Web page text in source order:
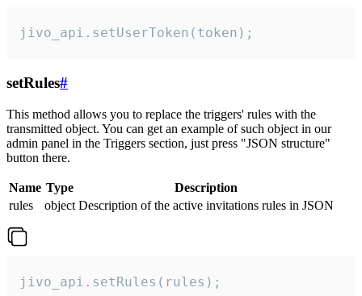
jivo_api.setUserToken(token);
setRules#
This method allows you to replace the triggers' rules with the
transmitted object. You can get an example of such object in our
admin panel in the Triggers section, just press "JSON structure"
button there.
Name Type
Description
rules
object Description of the active invitations rules in JSON
jivo_api.setRules(rules);